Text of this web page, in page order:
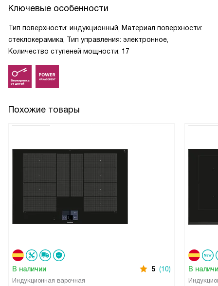
Ключевые особенности
Тип поверхности: индукционный, Материал поверхности:
стеклокерамика, Тип управления: электронное,
Количество ступеней мощности: 17
Похожие товары
В наличии 5 (10)
Индукционная варочная
В